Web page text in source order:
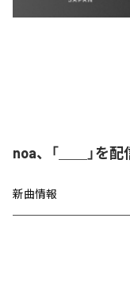
noa、「＿＿」を
新曲情報